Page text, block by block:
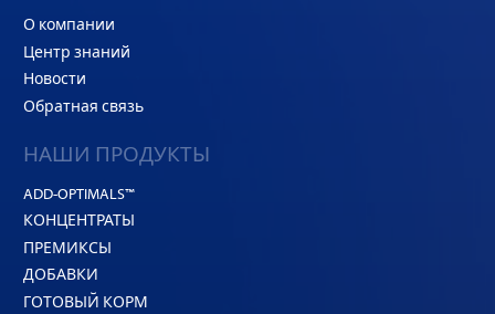
О компании
Центр знаний
Новости
Обратная связь
НАШИ ПРОДУКТЫ
ADD-OPTIMALS™
КОНЦЕНТРАТЫ
ПРЕМИКСЫ
ДОБАВКИ
ГОТОВЫЙ КОРМ